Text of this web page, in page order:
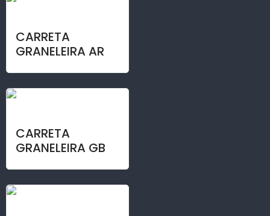
CARRETA
GRANELEIRA AR
CARRETA
GRANELEIRA GB